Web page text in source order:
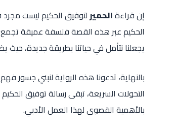
إن قراءةالحميرلتوفيق الحكيم ليست مجرد
الحكيم عبر هذه القصة فلسفة عميقة تجمع
يجعلنا نتأمل في حياتنا بطريقة جديدة،
بالنهاية، تدعونا هذه الرواية لنبني جسور
التحولات السريعة، تبقى رسالة توفيق
بالأهمية القصوى لهذا العمل الأدبي.